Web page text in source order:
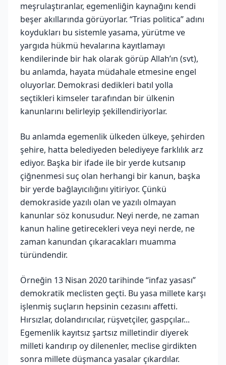
meşrulaştıranlar, egemenliğin kaynağını kendi
beşer akıllarında görüyorlar. “Trias politica” adını
koydukları bu sistemle yasama, yürütme ve
yargıda hükmü hevalarına kayıtlamayı
kendilerinde bir hak olarak görüp Allah’ın (svt),
bu anlamda, hayata müdahale etmesine engel
oluyorlar. Demokrasi dedikleri batıl yolla
seçtikleri kimseler tarafından bir ülkenin
kanunlarını belirleyip şekillendiriyorlar.
Bu anlamda egemenlik ülkeden ülkeye, şehirden
şehire, hatta belediyeden belediyeye farklılık arz
ediyor. Başka bir ifade ile bir yerde kutsanıp
çiğnenmesi suç olan herhangi bir kanun, başka
bir yerde bağlayıcılığını yitiriyor. Çünkü
demokraside yazılı olan ve yazılı olmayan
kanunlar söz konusudur. Neyi nerde, ne zaman
kanun haline getirecekleri veya neyi nerde, ne
zaman kanundan çıkaracakları muamma
türündendir.
Örneğin 13 Nisan 2020 tarihinde “infaz yasası”
demokratik meclisten geçti. Bu yasa millete karşı
işlenmiş suçların hepsinin cezasını affetti.
Hırsızlar, dolandırıcılar, rüşvetçiler, gaspçılar...
Egemenlik kayıtsız şartsız milletindir diyerek
milleti kandırıp oy dilenenler, meclise girdikten
sonra millete düşmanca yasalar çıkardılar.